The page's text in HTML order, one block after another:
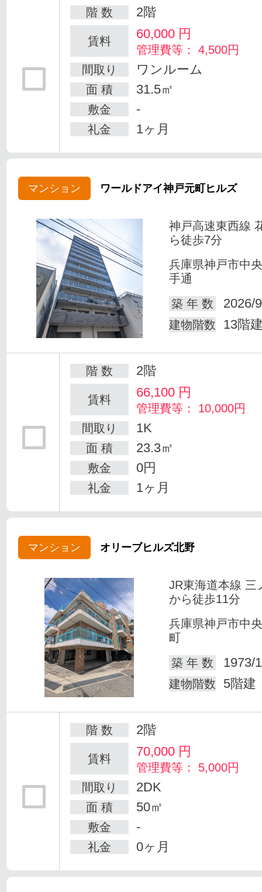
階 数 2階
賃料 60,000 円
管理費等： 4,500円
間取り
ワンルーム
面 積 31.5㎡
敷金 -
礼金 1ヶ月
マンション ワールドアイ神戸元町ヒルズ
神戸高速東西線
ら徒歩7分
兵庫県神戸市中
手通
築 年 数
2026/
建物階数 13階
階 数 2階
賃料 66,100 円
管理費等： 10,000円
間取り
1K
面 積 23.3㎡
敷金 0円
礼金 1ヶ月
マンション オリーブヒルズ北野
JR東海道本線 三
から徒歩11分
兵庫県神戸市中
町
築 年 数
1973/
建物階数 5階建
階 数 2階
賃料 70,000 円
管理費等： 5,000円
間取り
2DK
面 積 50㎡
敷金 -
礼金 0ヶ月